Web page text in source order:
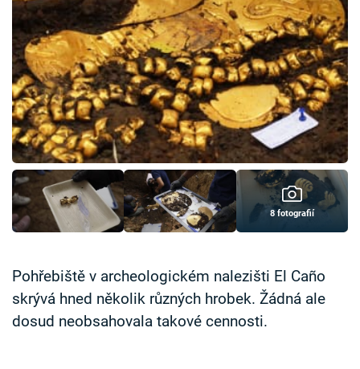
Pořady
TV Program
Časopis
Sledujte prima+
Přihlášení
Sledujte nás
8 fotografií
Pohřebiště v archeologickém nalezišti El Caño
skrývá hned několik různých hrobek. Žádná ale
dosud neobsahovala takové cennosti.